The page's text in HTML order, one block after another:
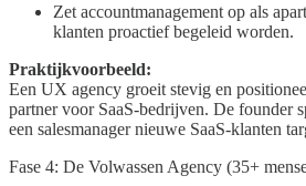
Zet accountmanagement op als
klanten proactief begeleid worden.
Praktijkvoorbeeld:
Een UX agency groeit stevig en
partner voor SaaS-bedrijven. De founder
een salesmanager nieuwe SaaS-klanten
Fase 4: De Volwassen Agency (35+